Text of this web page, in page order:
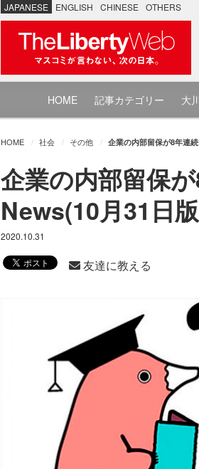
JAPANESE ENGLISH CHINESE OTHERS
HOME 記事カテゴリー 大
HOME 社会 その他 企業の内部留保が8年連
企業の内部留保
News(10月31日版
2020.10.31
友達に教える